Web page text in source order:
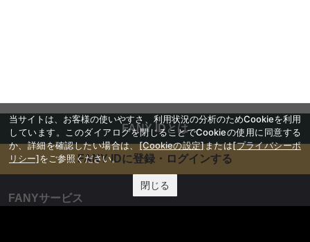
FANY IDとは
FANY IDに登録・ログインする
FANYサービス
当サイトは、お客様の使いやすさ、利用状況の分析のためCookieを利用
しています。このダイアログを閉じることでCookieの使用に同意する
か、詳細を確認したい場合は、[Cookieの設定]または[プライバシーポ
リシー]をご参照ください。
閉じる